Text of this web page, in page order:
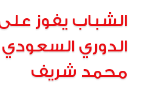
الشباب يفوز
الدوري
محمد شريف